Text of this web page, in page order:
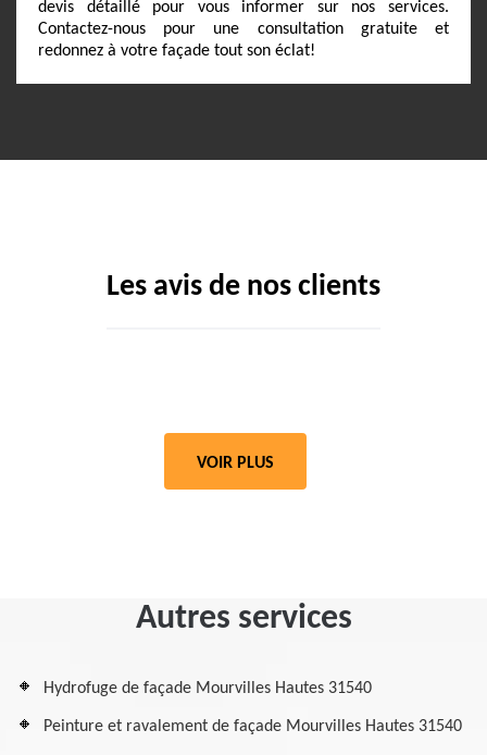
devis détaillé pour vous informer sur nos services.
Contactez-nous pour une consultation gratuite et
redonnez à votre façade tout son éclat!
Les avis de nos clients
VOIR PLUS
Autres services
Hydrofuge de façade Mourvilles Hautes 31540
Peinture et ravalement de façade Mourvilles Hautes 31540